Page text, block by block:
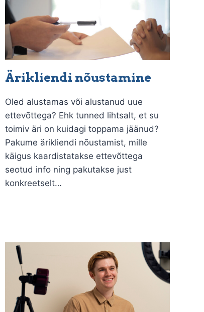
Ärikliendi nõustamine
Oled alustamas või alustanud uue
ettevõttega? Ehk tunned lihtsalt, et su
toimiv äri on kuidagi toppama jäänud?
Pakume ärikliendi nõustamist, mille
käigus kaardistatakse ettevõttega
seotud info ning pakutakse just
konkreetselt…